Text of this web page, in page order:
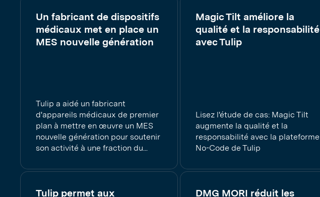
Un fabricant de dispositifs
médicaux met en place un
MES nouvelle génération
Tulip a aidé un fabricant
d'appareils médicaux de premier
plan à mettre en œuvre un MES
nouvelle génération pour soutenir
son activité à une fraction du...
Magic Tilt améliore la
qualité et la responsabilité
avec Tulip
Lisez l'étude de cas: Magic Tilt
augmente la qualité et la
responsabilité avec la plateforme
No-Code de Tulip
Tulip permet aux
DMG MORI réduit les